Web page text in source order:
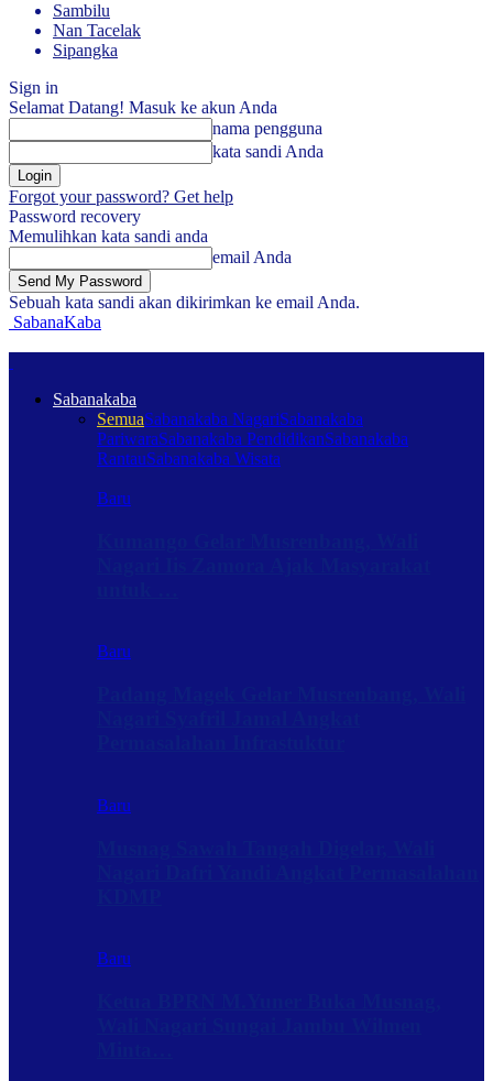
Sambilu
Nan Tacelak
Sipangka
Sign in
Selamat Datang! Masuk ke akun Anda
nama pengguna
kata sandi Anda
Forgot your password? Get help
Password recovery
Memulihkan kata sandi anda
email Anda
Sebuah kata sandi akan dikirimkan ke email Anda.
SabanaKaba
Sabanakaba
SemuaSabanakaba NagariSabanakaba
PariwaraSabanakaba PendidikanSabanakaba
RantauSabanakaba Wisata
Baru
Baru
Baru
Baru